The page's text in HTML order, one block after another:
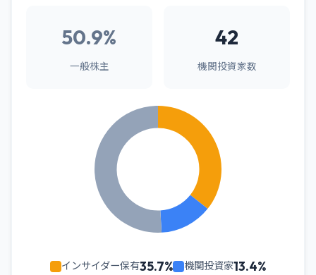
50.9%
一般株主
42
機関投資家数
インサイダー保有35.7% 機関投資家13.4%